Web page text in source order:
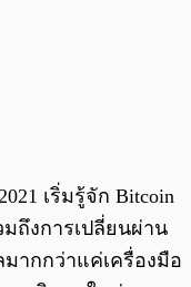
เริ่มรู้จัก Bitcoin
มถึงการเปลี่ยนผ่าน
ากกว่าแค่เครื่องมือ